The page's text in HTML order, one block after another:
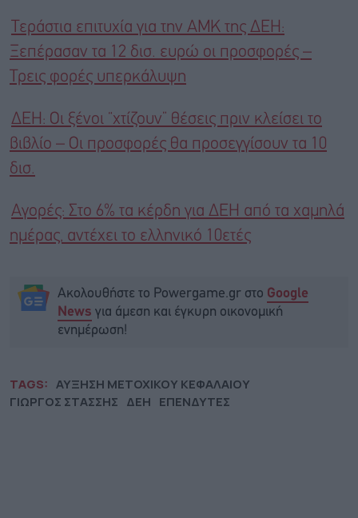
Τεράστια επιτυχία για την ΑΜΚ της ΔΕΗ:
Ξεπέρασαν τα 12 δισ. ευρώ οι προσφορές –
Τρεις φορές υπερκάλυψη
ΔΕΗ: Οι ξένοι “χτίζουν” θέσεις πριν κλείσει το
βιβλίο – Οι προσφορές θα προσεγγίσουν τα 10
δισ.
Αγορές: Στο 6% τα κέρδη για ΔΕΗ από τα χαμηλά
ημέρας, αντέχει το ελληνικό 10ετές
Ακολουθήστε το Powergame.gr στο Google
News για άμεση και έγκυρη οικονομική
ενημέρωση!
TAGS: ΑΥΞΗΣΗ ΜΕΤΟΧΙΚΟΥ ΚΕΦΑΛΑΙΟΥ
ΓΙΩΡΓΟΣ ΣΤΑΣΣΗΣ ΔΕΗ ΕΠΕΝΔΥΤΕΣ